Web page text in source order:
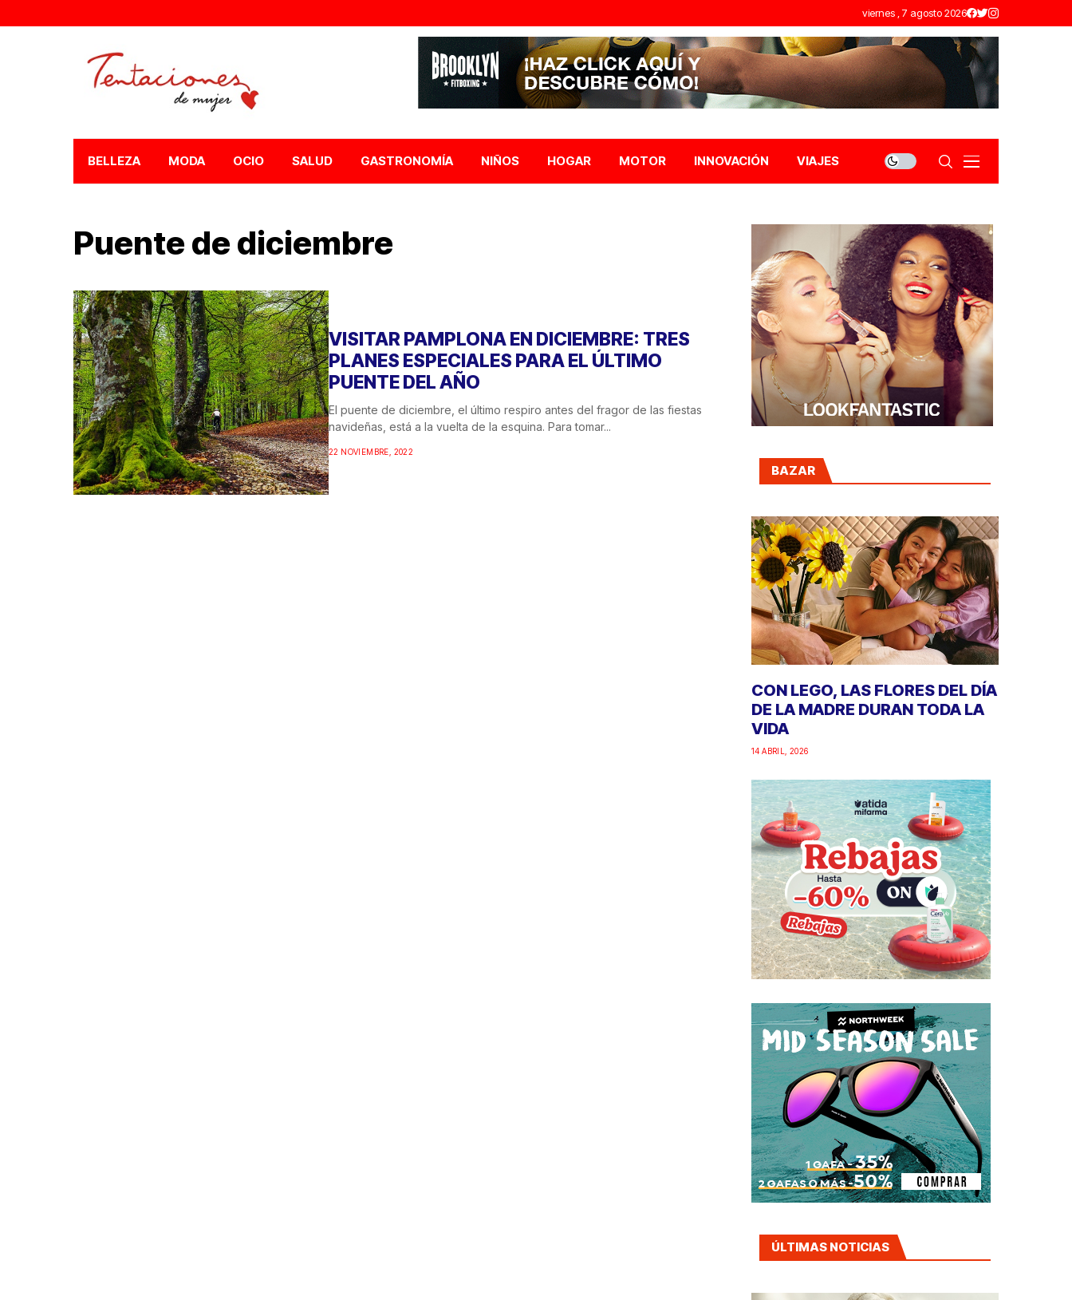
viernes , 7 agosto 2026
BELLEZA MODA OCIO SALUD GASTRONOMÍA NIÑOS HOGAR MOTOR INNOVACIÓN VIAJES
Puente de diciembre
VISITAR PAMPLONA EN DICIEMBRE: TRES
PLANES ESPECIALES PARA EL ÚLTIMO
PUENTE DEL AÑO
El puente de diciembre, el último respiro antes del fragor de las fiestas
navideñas, está a la vuelta de la esquina. Para tomar...
22 NOVIEMBRE, 2022
BAZAR
CON LEGO, LAS FLORES DEL DÍA
DE LA MADRE DURAN TODA LA
VIDA
14 ABRIL, 2026
ÚLTIMAS NOTICIAS